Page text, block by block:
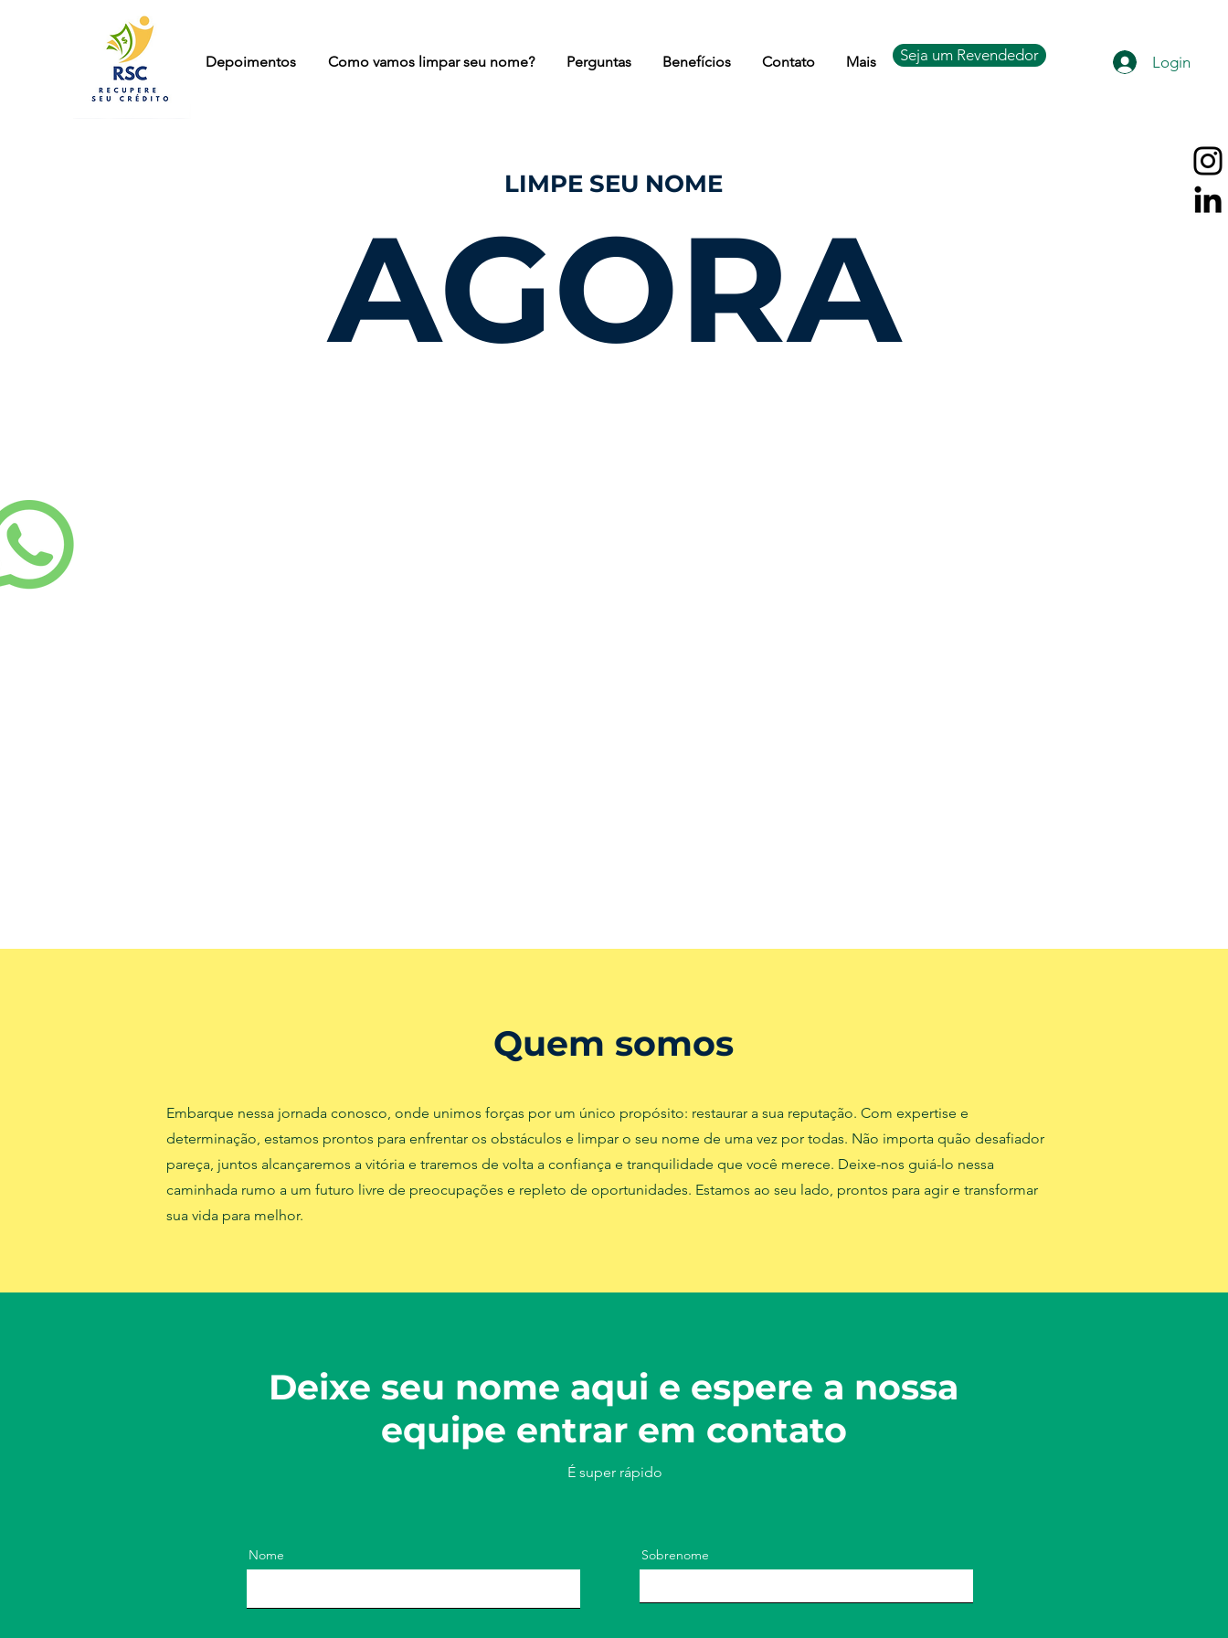
Depoimentos Como vamos limpar seu nome? Perguntas Benefícios Contato Mais Seja um Revendedor Login
LIMPE SEU NOME
AGORA
Quem somos
Embarque nessa jornada conosco, onde unimos forças por um único propósito: restaurar a sua reputação. Com expertise e
determinação, estamos prontos para enfrentar os obstáculos e limpar o seu nome de uma vez por todas. Não importa quão desafiador
pareça, juntos alcançaremos a vitória e traremos de volta a confiança e tranquilidade que você merece. Deixe-nos guiá-lo nessa
caminhada rumo a um futuro livre de preocupações e repleto de oportunidades. Estamos ao seu lado, prontos para agir e transformar
sua vida para melhor.
Deixe seu nome aqui e espere a nossa
equipe entrar em contato
É super rápido
Nome Sobrenome